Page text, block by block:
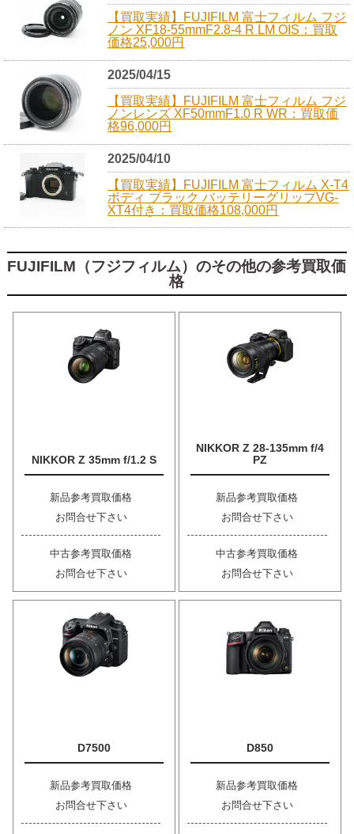
【買取実績】FUJIFILM 富士フィルム フジ
ノン XF18-55mmF2.8-4 R LM OIS：買取
価格25,000円
2025/04/15
【買取実績】FUJIFILM 富士フィルム フジ
ノンレンズ XF50mmF1.0 R WR：買取価
格96,000円
2025/04/10
【買取実績】FUJIFILM 富士フィルム X-T4
ボディ ブラック バッテリーグリップVG-
XT4付き：買取価格108,000円
FUJIFILM（フジフィルム）のその他の参考買取価
格
NIKKOR Z 35mm f/1.2 S
新品参考買取価格
お問合せ下さい
中古参考買取価格
お問合せ下さい
NIKKOR Z 28-135mm f/4
PZ
新品参考買取価格
お問合せ下さい
中古参考買取価格
お問合せ下さい
D7500
新品参考買取価格
お問合せ下さい
D850
新品参考買取価格
お問合せ下さい